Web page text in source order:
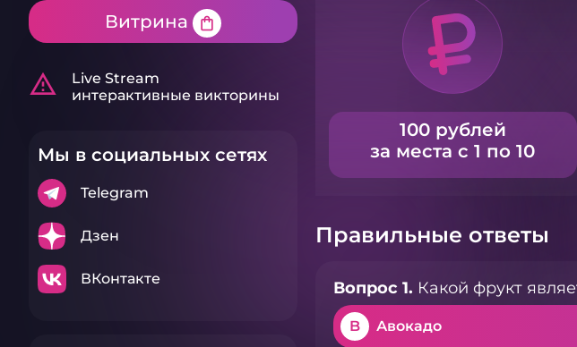
Витрина shopping_bag
warning_amber
Live Stream
интерактивные викторины
Мы в социальных сетях
Telegram
Дзен
ВКонтакте
100 рублей
за места с 1 по 10
Правильные ответы
Вопрос 1. Какой фрукт
B Авокадо